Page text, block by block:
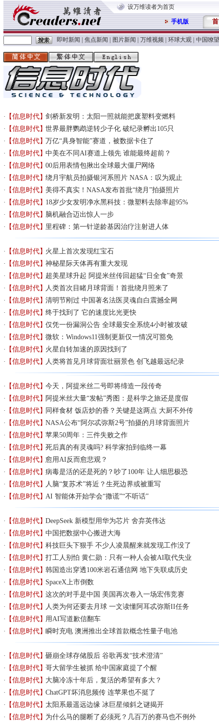
设万维读者为首页
手机版 首
即时新闻 焦点新闻 图片新闻 万维视频 环球大观 中国嘹望
【信息时代】剑桥新发明：太阳一照就能把废塑料变燃料
【信息时代】世界最胖鹦鹉逆转少子化 破纪录孵出105只
【信息时代】万亿“具身智能”赛道，被数据卡住了
【信息时代】中美在不同AI赛道上领先 谁能最终超前？
【信息时代】00后用表情包揪出全球最大僵尸网络
【信息时代】绕月宇航员拍摄银河系照片 NASA：叹为观止
【信息时代】美得不真实！NASA发布首批“绕月”拍摄照片
【信息时代】18岁少女发明净水黑科技：微塑料去除率超95%
【信息时代】脑机融合迈出惊人一步
【信息时代】里程碑：第一针逆龄基因治疗注射进人体
【信息时代】火星上首次发现红宝石
【信息时代】神秘星际天体再有重大发现
【信息时代】超美星球升起 阿提米丝传回超猛“日全食”奇景
【信息时代】 人类首次目睹月球背面！首批绕月照来了
【信息时代】清明节刚过 中国著名法医灵魂自白震撼全网
【信息时代】终于找到了 它的速度比光更快
【信息时代】仅凭一份漏洞公告 全球最安全系统4小时被攻破
【信息时代】微软：Windows11强制更新仅一情况可豁免
【信息时代】火星自转加速的原因找到了
【信息时代】 人类将首见月球背面壮丽景色 创飞越最远纪录
【信息时代】今天，阿提米丝二号即将缔造一段传奇
【信息时代】 阿提米丝大量“发帖”秀图：是科学之旅还是度假
【信息时代】 同样食材 饭店炒的香？关键是这两点 大厨不外传
【信息时代】NASA公布“阿尔忒弥斯2号”拍摄的月球背面照片
【信息时代】苹果50周年：三件失败之作
【信息时代】死后真的有灵魂吗? 科学家拍到临终一幕
【信息时代】愈用AI反而愈悲观？
【信息时代】病毒是活的还是死的？吵了100年 让人细思极恐
【信息时代】 人脑“复苏术”将近？生死边界或被重写
【信息时代】AI 智能体开始学会“撒谎”“不听话”
【信息时代】DeepSeek 新模型用华为芯片 舍弃英伟达
【信息时代】中国把数据中心搬进大海
【信息时代】科技巨头下狠手 不少人凌晨醒来就发现工作没了
【信息时代】打工人别怕 黄仁勋：只有一种人会被AI取代失业
【信息时代】韩国造出穿透100米岩石通信网 地下失联成历史
【信息时代】SpaceX上市倒数
【信息时代】这次的对手是中国 美国再次卷入一场宏伟竞赛
【信息时代】 人类为何还要去月球 一文读懂阿耳忒弥斯II任务
【信息时代】用AI写道歉信翻车
【信息时代】瞬时充电 澳洲推出全球首款概念性量子电池
【信息时代】砸崩全球存储股后 谷歌再发“技术澄清”
【信息时代】哥大留学生被抓 给中国家庭提了个醒
【信息时代】大脑冷冻十年后，复活的希望有多大？
【信息时代】ChatGPT坏消息频传 连苹果也不挺了
【信息时代】太阳系最遥远边缘 冰巨星倾斜之谜揭开
【信息时代】为什么马的腿断了必须死？几百万的赛马也不例外